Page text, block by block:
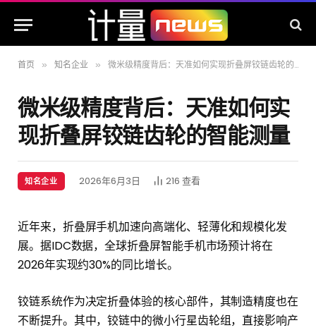
首页 » 知名企业 » 微米级精度背后：天准如何实现折叠屏铰链齿轮的智能测量
微米级精度背后：天准如何实
现折叠屏铰链齿轮的智能测量
知名企业 2026年6月3日 216 查看
近年来，折叠屏手机加速向高端化、轻薄化和规模化发
展。据IDC数据，全球折叠屏智能手机市场预计将在
2026年实现约30%的同比增长。
铰链系统作为决定折叠体验的核心部件，其制造精度也在
不断提升。其中，铰链中的微小行星齿轮组，直接影响产